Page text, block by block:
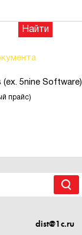
Найти
(ex. 5nine Software)
прайс)
dist@1c.ru